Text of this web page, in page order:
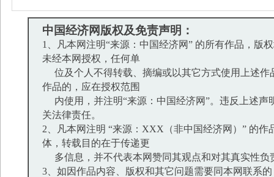
中国经济网版权及免责声明：
1、凡本网注明“来源：中国经济网” 的所有作品，版
未经本网授权，任何单
位及个人不得转载、摘编或以其它方式使用上述作
作品的，应在授权范围
内使用，并注明“来源：中国经济网”。违反上述声
关法律责任。
2、凡本网注明 “来源：XXX（非中国经济网）” 的作
体，转载目的在于传递更
多信息，并不代表本网赞同其观点和对其真实性负
3、如因作品内容、版权和其它问题需要同本网联系